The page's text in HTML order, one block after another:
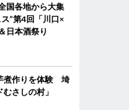
国各地から大集
”第4回「川口×
日本酒祭り
煮作りを体験 埼
さしの村」